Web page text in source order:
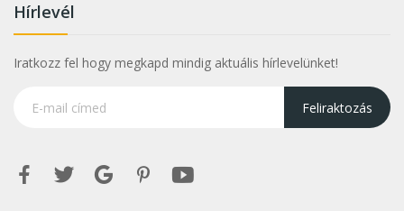
Hírlevél
Iratkozz fel hogy megkapd mindig aktuális hírlevelünket!
Feliraktozás